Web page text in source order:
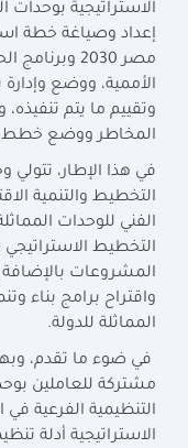
الاستراتيجية بوحدات
إعداد وصياغة خطة
مصر 2030
الأممية، ووضع
وتقييم ما يتم تنفيذه،
المخاطر ووضع خطط
في هذا الإطار، تتولي
التخطيط والتنمية
الفني للوحدات
التخطيط الاستراتيجي
المشروعات بالإضافة
واقتراح برامج بناء
المماثلة للدولة.
في ضوء ما تقدم،
مشتركة للعاملين
التنظيمية الفرعية في
الاستراتيجية أدلة